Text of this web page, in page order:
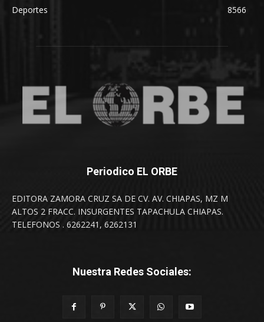
Deportes
8566
Periodico EL ORBE
EDITORA ZAMORA CRUZ SA DE CV. AV. CHIAPAS, MZ M
ALTOS 2 FRACC. INSURGENTES TAPACHULA CHIAPAS.
TELEFONOS . 6262241, 6262131
Nuestra Redes Sociales: